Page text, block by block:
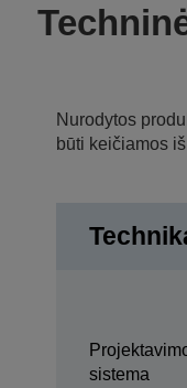
Nurodytos
būti keičiamos
sistema